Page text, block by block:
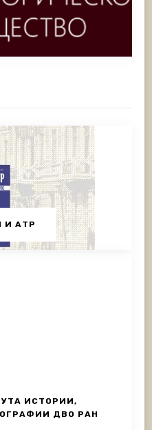
И АТР
ИСТОРИИ,
ДВО РАН